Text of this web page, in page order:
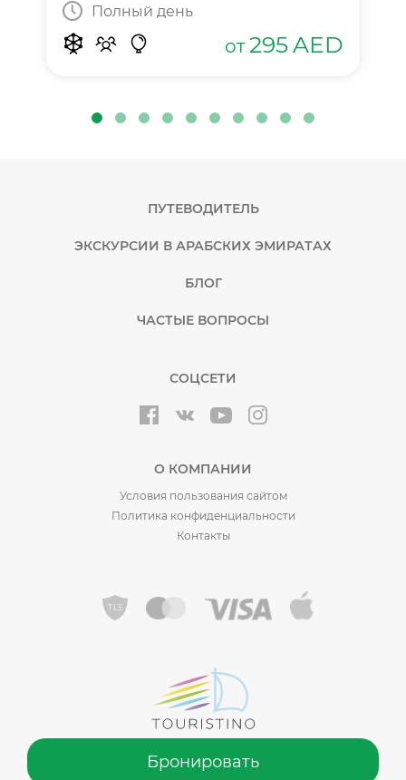
Бронировать
Полный день
от 295AED
ПУТЕВОДИТЕЛЬ
ЭКСКУРСИИ В АРАБСКИХ ЭМИРАТАХ
БЛОГ
ЧАСТЫЕ ВОПРОСЫ
СОЦСЕТИ
О КОМПАНИИ
Условия пользования сайтом
Политика конфиденциальности
Контакты
©️ 2015 - 2026 Touristino®, от Sadiko Tourism LLC. Сделано в